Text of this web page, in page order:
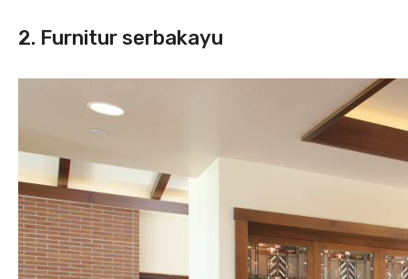
2. Furnitur serbakayu